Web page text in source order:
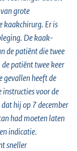
grote
kaakchirurg. Er is
De kaak-
de patiënt die twee
patiënt twee keer
gevallen heeft de
voor de
hij op 7 december
had moeten laten
indicatie.
sneller